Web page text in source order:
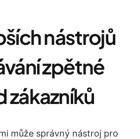
nástrojů
zpětné
zákazníků
může správný nástroj pro